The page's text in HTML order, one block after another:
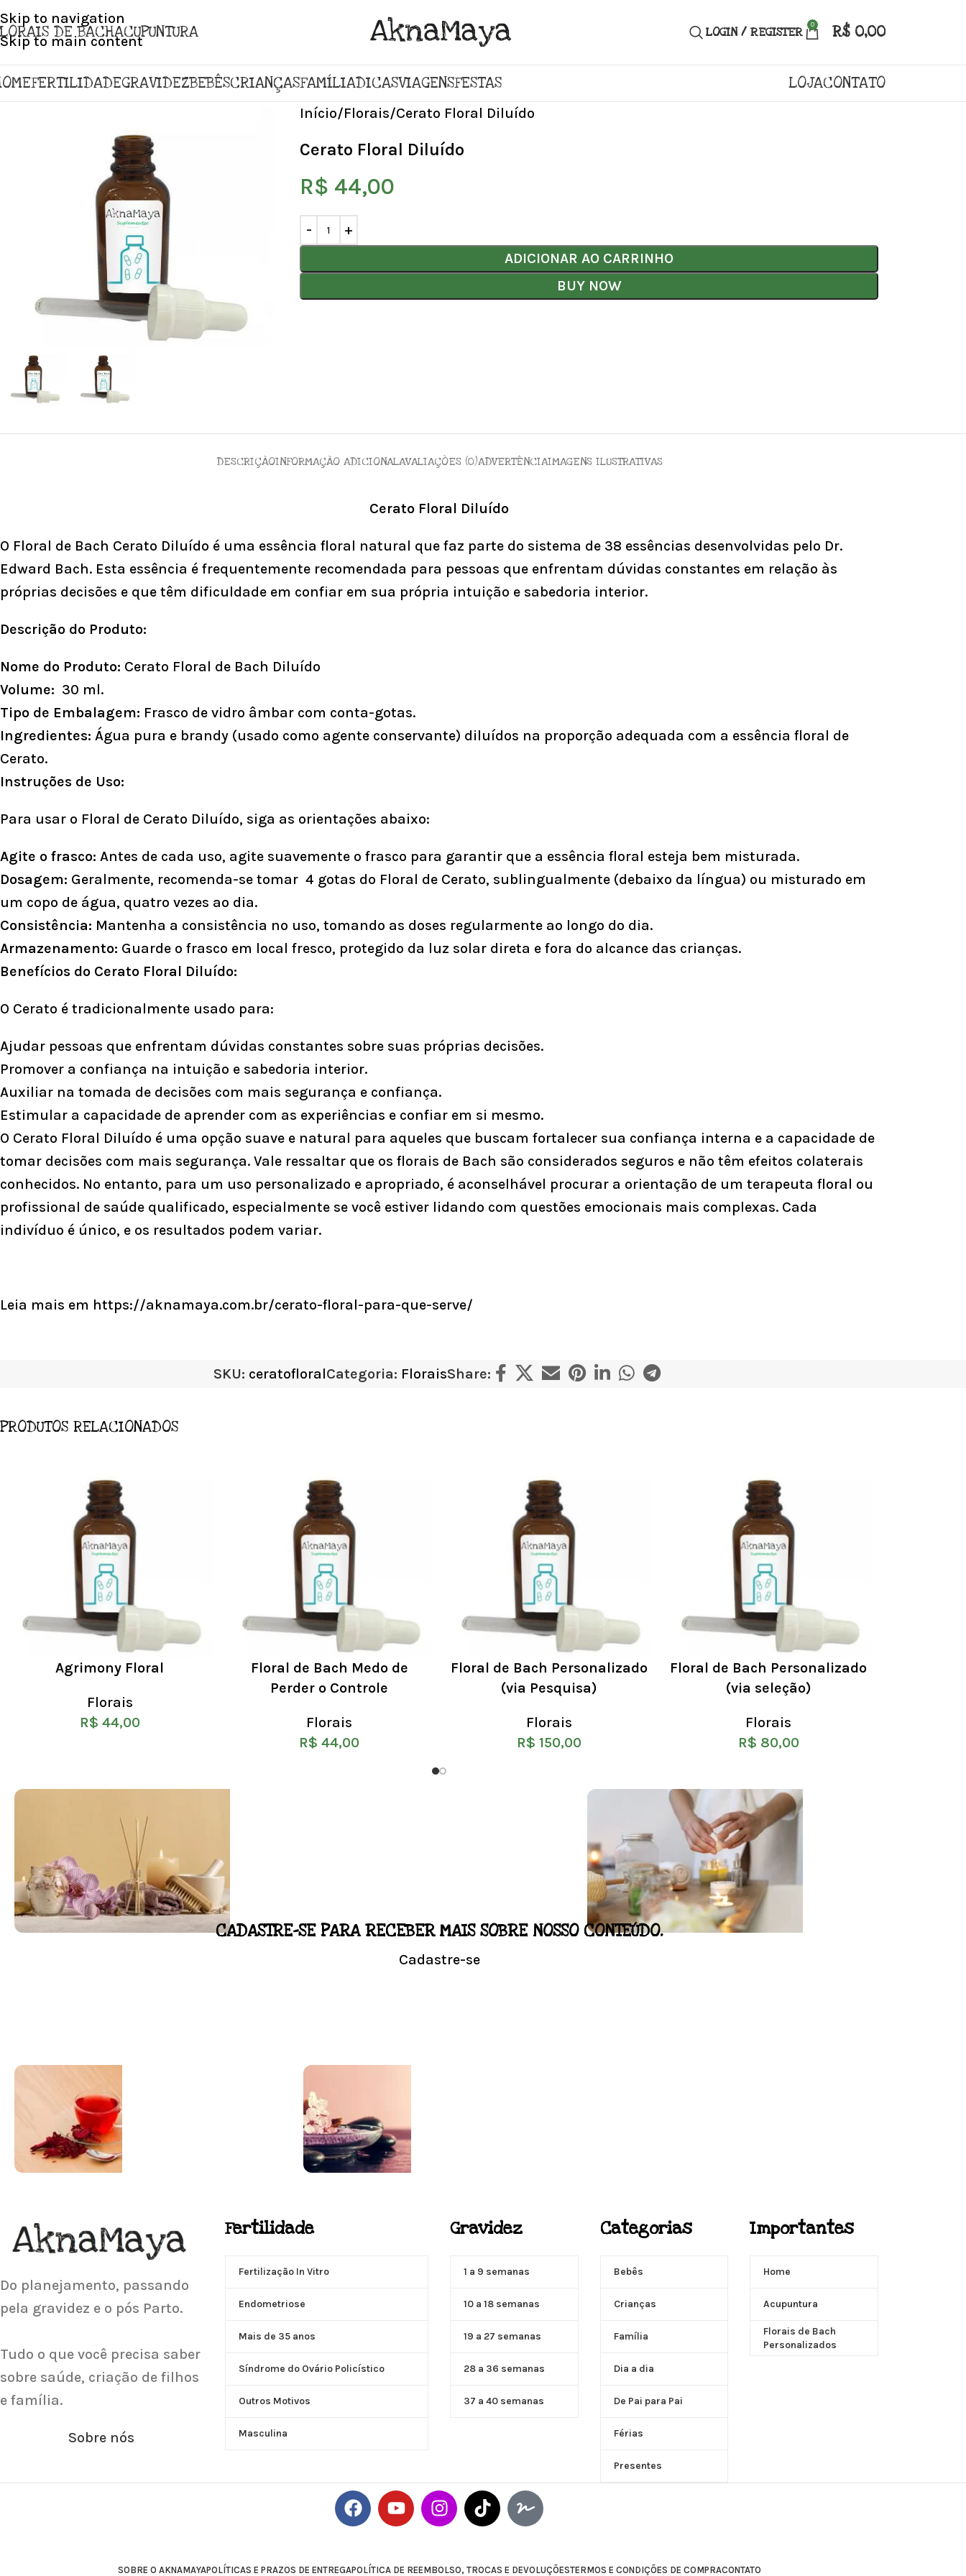
Skip to navigation
Skip to main content
DE BACHACUPUNTURA LOGIN / REGISTER 0 R$0,00
FERTILIDADEGRAVIDEZBEBÊSCRIANÇASFAMÍLIADICASVIAGENSFESTAS LOJACONTATO
Início Florais Cerato Floral Diluído
Cerato Floral Diluído
R$ 44,00
ADICIONAR AO CARRINHO
BUY NOW
DESCRIÇÃOINFORMAÇÃO ADICIONALAVALIAÇÕES (0)ADVERTÊNCIAIMAGENS ILUSTRATIVAS
Cerato Floral Diluído
O Floral de Bach Cerato Diluído é uma essência floral natural que faz parte do sistema de 38 essências desenvolvidas pelo Dr.
Edward Bach. Esta essência é frequentemente recomendada para pessoas que enfrentam dúvidas constantes em relação às
próprias decisões e que têm dificuldade em confiar em sua própria intuição e sabedoria interior.
Descrição do Produto:
Nome do Produto: Cerato Floral de Bach Diluído
Volume: 30 ml.
Tipo de Embalagem: Frasco de vidro âmbar com conta-gotas.
Ingredientes: Água pura e brandy (usado como agente conservante) diluídos na proporção adequada com a essência floral de
Cerato.
Instruções de Uso:
Para usar o Floral de Cerato Diluído, siga as orientações abaixo:
Agite o frasco: Antes de cada uso, agite suavemente o frasco para garantir que a essência floral esteja bem misturada.
Dosagem: Geralmente, recomenda-se tomar 4 gotas do Floral de Cerato, sublingualmente (debaixo da língua) ou misturado em
um copo de água, quatro vezes ao dia.
Consistência: Mantenha a consistência no uso, tomando as doses regularmente ao longo do dia.
Armazenamento: Guarde o frasco em local fresco, protegido da luz solar direta e fora do alcance das crianças.
Benefícios do Cerato Floral Diluído:
O Cerato é tradicionalmente usado para:
Ajudar pessoas que enfrentam dúvidas constantes sobre suas próprias decisões.
Promover a confiança na intuição e sabedoria interior.
Auxiliar na tomada de decisões com mais segurança e confiança.
Estimular a capacidade de aprender com as experiências e confiar em si mesmo.
O Cerato Floral Diluído é uma opção suave e natural para aqueles que buscam fortalecer sua confiança interna e a capacidade de
tomar decisões com mais segurança. Vale ressaltar que os florais de Bach são considerados seguros e não têm efeitos colaterais
conhecidos. No entanto, para um uso personalizado e apropriado, é aconselhável procurar a orientação de um terapeuta floral ou
profissional de saúde qualificado, especialmente se você estiver lidando com questões emocionais mais complexas. Cada
indivíduo é único, e os resultados podem variar.
Leia mais em https://aknamaya.com.br/cerato-floral-para-que-serve/
SKU: ceratofloralCategoria: FloraisShare:
PRODUTOS RELACIONADOS
Agrimony Floral
Florais
R$ 44,00
Floral de Bach Medo de
Perder o Controle
Florais
R$ 44,00
Floral de Bach Personalizado
(via Pesquisa)
Florais
R$ 150,00
Floral de Bach Personalizado
(via seleção)
Florais
R$ 80,00
Conheça mais e faça sua Pesquisa
CADASTRE-SE PARA RECEBER MAIS SOBRE NOSSO CONTEÚDO.
Cadastre-se
Para antes e depois de engravidar Acupuntura focada para Fertilidade e Gravidez
Do planejamento, passando
pela gravidez e o pós Parto.
Tudo o que você precisa saber
sobre saúde, criação de filhos
e família.
Sobre nós
Fertilidade
Fertilização In Vitro
Endometriose
Mais de 35 anos
Síndrome do Ovário Policístico
Outros Motivos
Masculina
Gravidez
1 a 9 semanas
10 a 18 semanas
19 a 27 semanas
28 a 36 semanas
37 a 40 semanas
Categorias
Bebês
Crianças
Família
Dia a dia
De Pai para Pai
Férias
Presentes
Importantes
Home
Acupuntura
Florais de Bach
Personalizados
SOBRE O AKNAMAYAPOLÍTICAS E PRAZOS DE ENTREGAPOLÍTICA DE REEMBOLSO, TROCAS E DEVOLUÇÕESTERMOS E CONDIÇÕES DE COMPRACONTATO